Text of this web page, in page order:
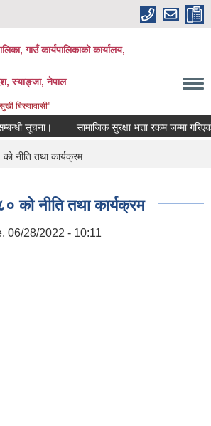
गाउँ कार्यपालिकाको कार्यालय,
स्याङ्जा, नेपाल
बिरुवावासी"
सूचना। सामाजिक सुरक्षा भत्ता रकम जम्मा गरिएको
नीति तथा कार्यक्रम
नीति तथा कार्यक्रम
06/28/2022 - 10:11